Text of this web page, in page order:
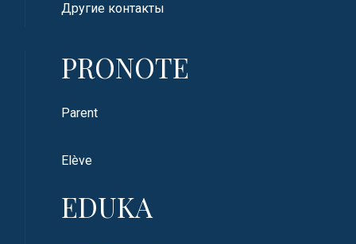
Другие контакты
PRONOTE
Parent
Elève
EDUKA